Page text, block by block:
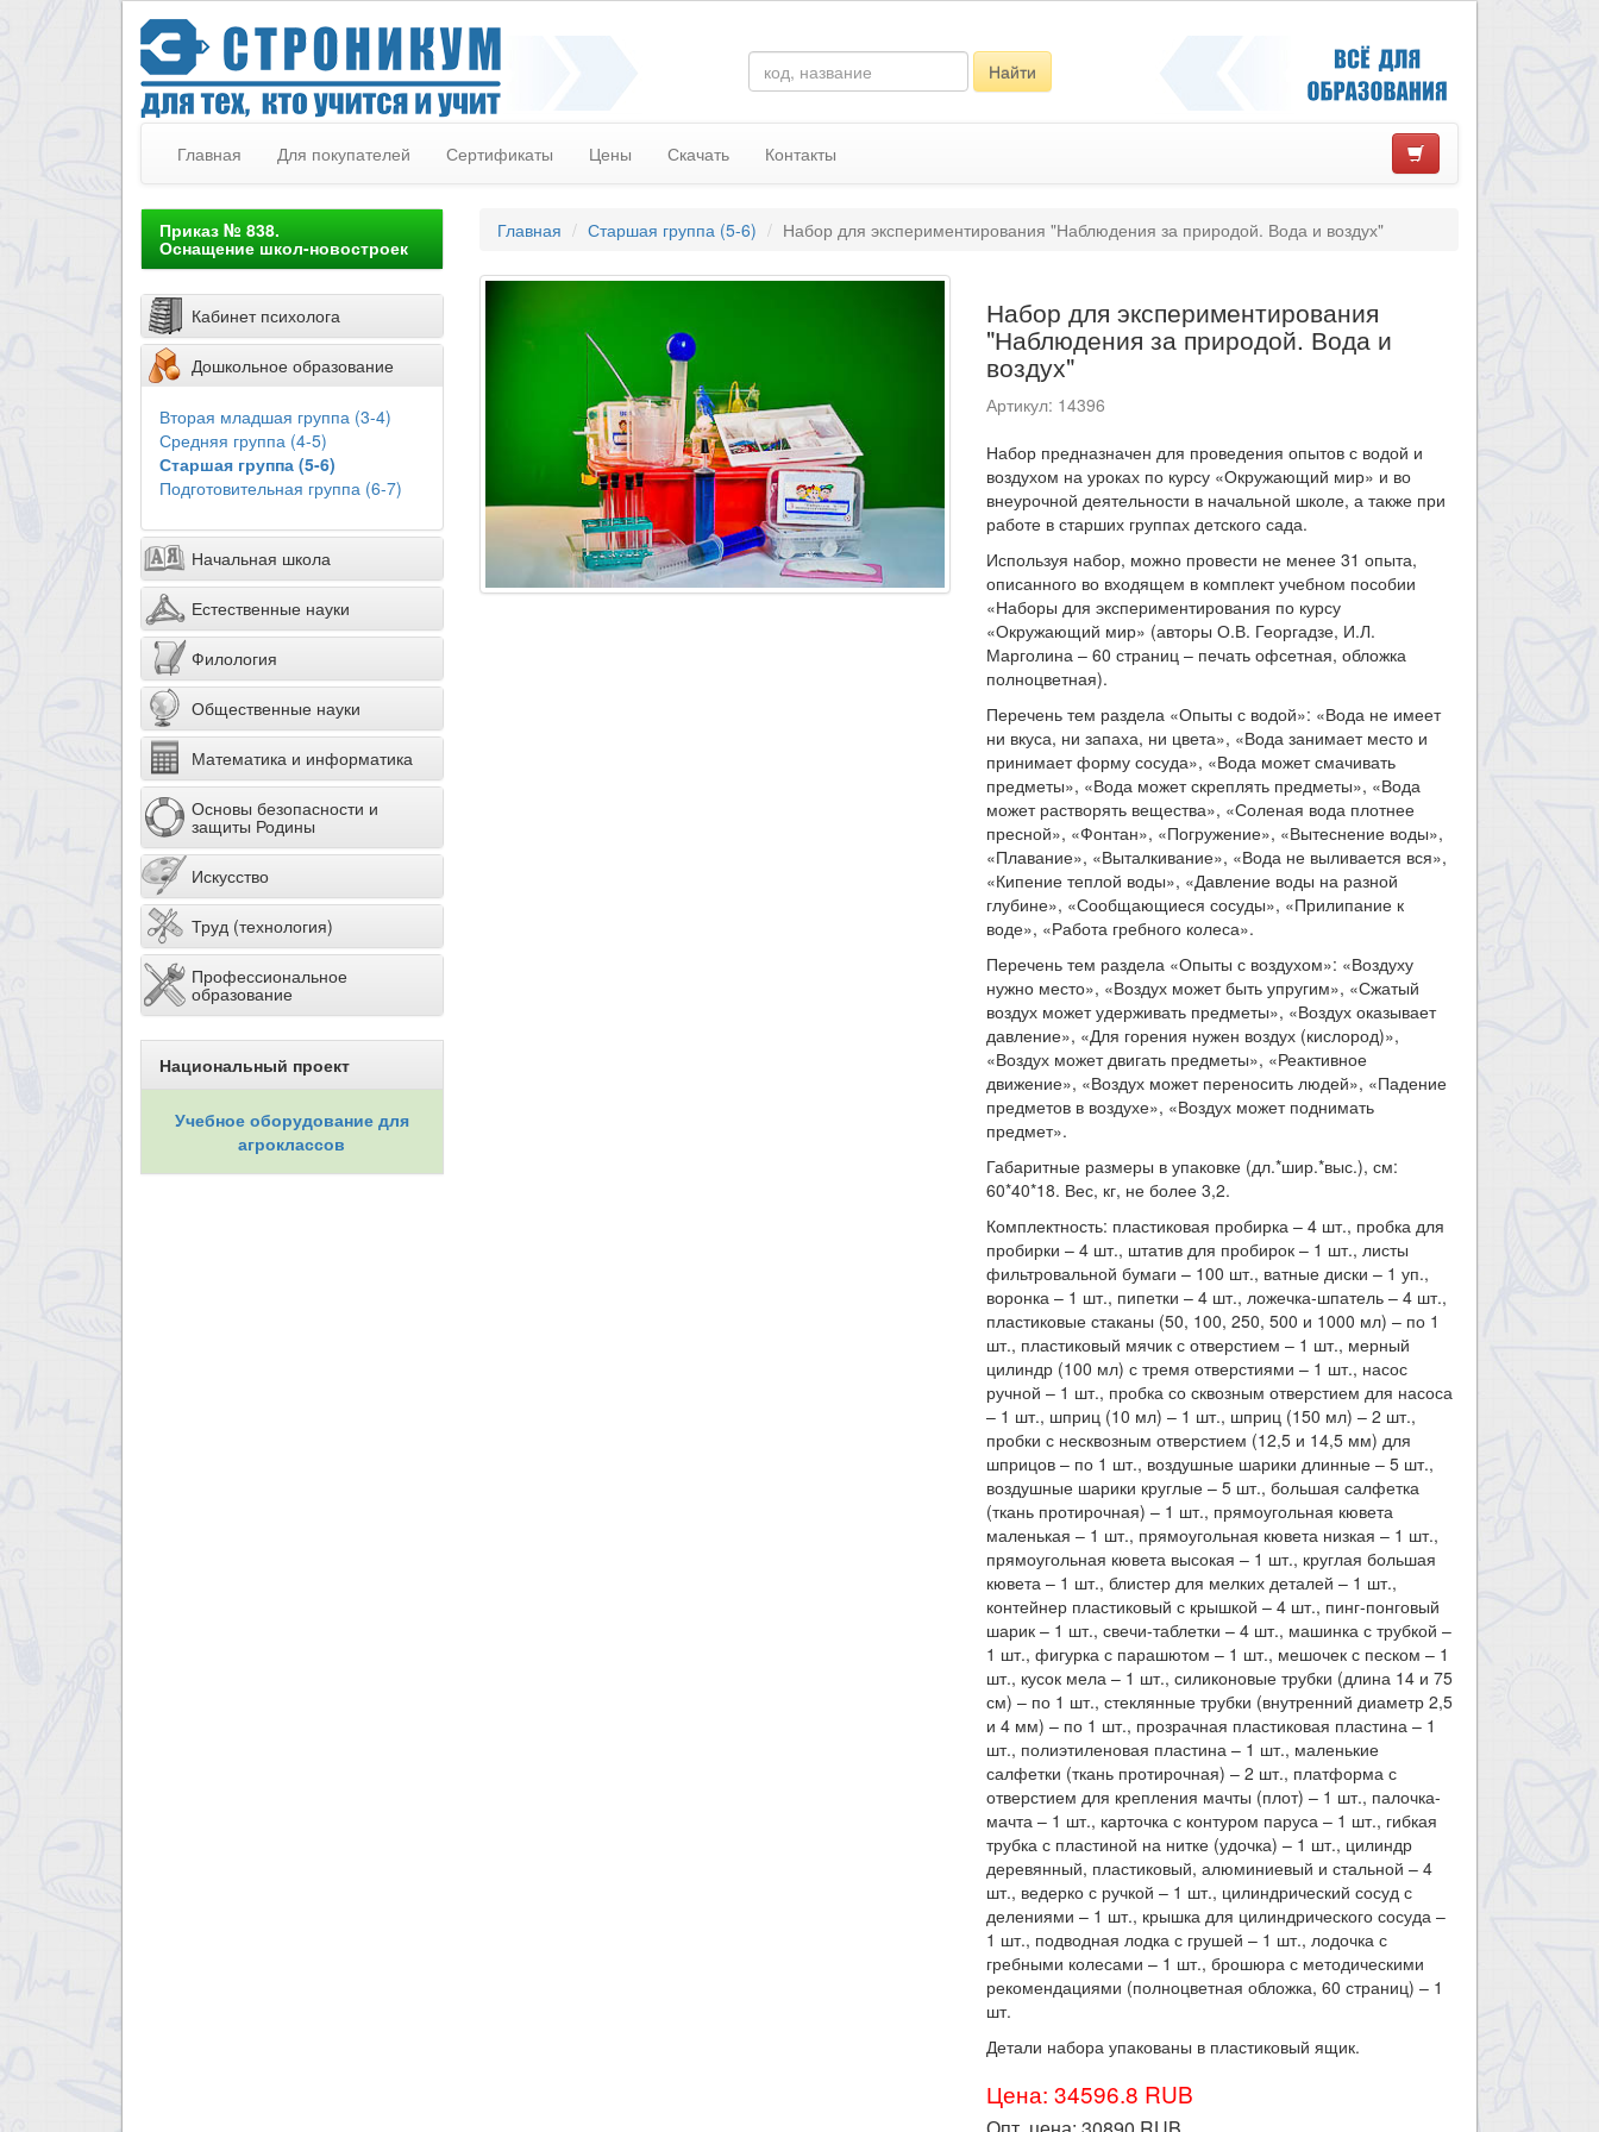
Найти
Главная Для покупателей Сертификаты Цены Скачать Контакты
Приказ № 838.
Оснащение школ-новостроек
Кабинет психолога
Дошкольное образование
Вторая младшая группа (3-4)
Средняя группа (4-5)
Старшая группа (5-6)
Подготовительная группа (6-7)
Начальная школа
Естественные науки
Филология
Общественные науки
Математика и информатика
Основы безопасности и
защиты Родины
Искусство
Труд (технология)
Профессиональное
образование
Национальный проект
Учебное оборудование для
агроклассов
Главная Старшая группа (5-6) Набор для экспериментирования "Наблюдения за природой. Вода и воздух"
Набор для экспериментирования
"Наблюдения за природой. Вода и
воздух"
Артикул: 14396
Набор предназначен для проведения опытов с водой и
воздухом на уроках по курсу «Окружающий мир» и во
внеурочной деятельности в начальной школе, а также при
работе в старших группах детского сада.
Используя набор, можно провести не менее 31 опыта,
описанного во входящем в комплект учебном пособии
«Наборы для экспериментирования по курсу
«Окружающий мир» (авторы О.В. Георгадзе, И.Л.
Марголина – 60 страниц – печать офсетная, обложка
полноцветная).
Перечень тем раздела «Опыты с водой»: «Вода не имеет
ни вкуса, ни запаха, ни цвета», «Вода занимает место и
принимает форму сосуда», «Вода может смачивать
предметы», «Вода может скреплять предметы», «Вода
может растворять вещества», «Соленая вода плотнее
пресной», «Фонтан», «Погружение», «Вытеснение воды»,
«Плавание», «Выталкивание», «Вода не выливается вся»,
«Кипение теплой воды», «Давление воды на разной
глубине», «Сообщающиеся сосуды», «Прилипание к
воде», «Работа гребного колеса».
Перечень тем раздела «Опыты с воздухом»: «Воздуху
нужно место», «Воздух может быть упругим», «Сжатый
воздух может удерживать предметы», «Воздух оказывает
давление», «Для горения нужен воздух (кислород)»,
«Воздух может двигать предметы», «Реактивное
движение», «Воздух может переносить людей», «Падение
предметов в воздухе», «Воздух может поднимать
предмет».
Габаритные размеры в упаковке (дл.*шир.*выс.), см:
60*40*18. Вес, кг, не более 3,2.
Комплектность: пластиковая пробирка – 4 шт., пробка для
пробирки – 4 шт., штатив для пробирок – 1 шт., листы
фильтровальной бумаги – 100 шт., ватные диски – 1 уп.,
воронка – 1 шт., пипетки – 4 шт., ложечка-шпатель – 4 шт.,
пластиковые стаканы (50, 100, 250, 500 и 1000 мл) – по 1
шт., пластиковый мячик с отверстием – 1 шт., мерный
цилиндр (100 мл) с тремя отверстиями – 1 шт., насос
ручной – 1 шт., пробка со сквозным отверстием для насоса
– 1 шт., шприц (10 мл) – 1 шт., шприц (150 мл) – 2 шт.,
пробки с несквозным отверстием (12,5 и 14,5 мм) для
шприцов – по 1 шт., воздушные шарики длинные – 5 шт.,
воздушные шарики круглые – 5 шт., большая салфетка
(ткань протирочная) – 1 шт., прямоугольная кювета
маленькая – 1 шт., прямоугольная кювета низкая – 1 шт.,
прямоугольная кювета высокая – 1 шт., круглая большая
кювета – 1 шт., блистер для мелких деталей – 1 шт.,
контейнер пластиковый с крышкой – 4 шт., пинг-понговый
шарик – 1 шт., свечи-таблетки – 4 шт., машинка с трубкой –
1 шт., фигурка с парашютом – 1 шт., мешочек с песком – 1
шт., кусок мела – 1 шт., силиконовые трубки (длина 14 и 75
см) – по 1 шт., стеклянные трубки (внутренний диаметр 2,5
и 4 мм) – по 1 шт., прозрачная пластиковая пластина – 1
шт., полиэтиленовая пластина – 1 шт., маленькие
салфетки (ткань протирочная) – 2 шт., платформа с
отверстием для крепления мачты (плот) – 1 шт., палочка-
мачта – 1 шт., карточка с контуром паруса – 1 шт., гибкая
трубка с пластиной на нитке (удочка) – 1 шт., цилиндр
деревянный, пластиковый, алюминиевый и стальной – 4
шт., ведерко с ручкой – 1 шт., цилиндрический сосуд с
делениями – 1 шт., крышка для цилиндрического сосуда –
1 шт., подводная лодка с грушей – 1 шт., лодочка с
гребными колесами – 1 шт., брошюра с методическими
рекомендациями (полноцветная обложка, 60 страниц) – 1
шт.
Детали набора упакованы в пластиковый ящик.​
Цена: 34596.8 RUB